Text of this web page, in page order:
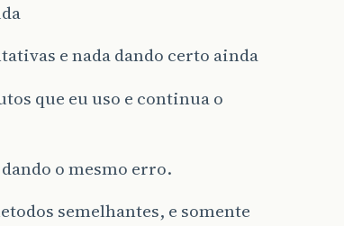
e nada dando certo ainda
que eu uso e continua o
o mesmo erro.
semelhantes, e somente